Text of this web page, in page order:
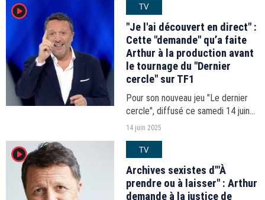
société culte. TF1 mise sur un
divertissement spectaculaire...
player2 TV
"Je l'ai découvert en direct" :
Cette "demande" qu’a faite
Arthur à la production avant
le tournage du "Dernier
cercle" sur TF1
Pour son nouveau jeu "Le dernier
cercle", diffusé ce samedi 14 juin
sur TF1, Arthur a choisi de renouer
connaître à l’avance. Une demande
personnelle à...
14 juin 2025
player2 TV
Archives sexistes d'"À
prendre ou à laisser" : Arthur
demande à la justice de